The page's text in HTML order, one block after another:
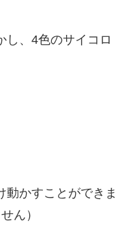
し、4色のサイコロ
動かすことができま
ん）